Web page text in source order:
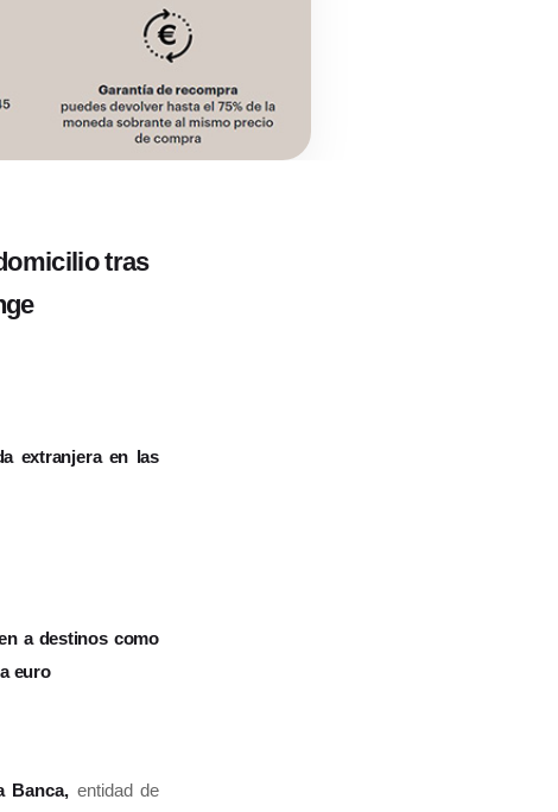
tras
extranjera en las
a destinos como
euro
Banca, entidad de